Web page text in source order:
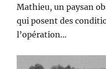
Mathieu, un paysan
qui posent des
l’opération…